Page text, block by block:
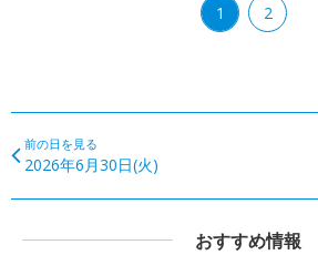
1 2
前の日を見る
2026年6月30日(火)
おすすめ情報